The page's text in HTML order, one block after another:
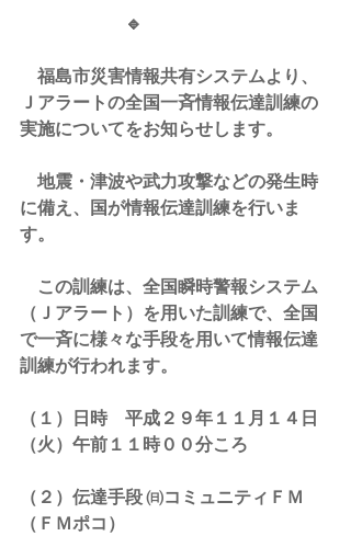
🔹
福島市災害情報共有システムより、
Ｊアラートの全国一斉情報伝達訓練の
実施についてをお知らせします。
地震・津波や武力攻撃などの発生時
に備え、国が情報伝達訓練を行いま
す。
この訓練は、全国瞬時警報システム
（Ｊアラート）を用いた訓練で、全国
で一斉に様々な手段を用いて情報伝達
訓練が行われます。
（１）日時　平成２９年１１月１４日
（火）午前１１時００分ころ
（２）伝達手段 ㈰コミュニティＦＭ
（ＦＭポコ）